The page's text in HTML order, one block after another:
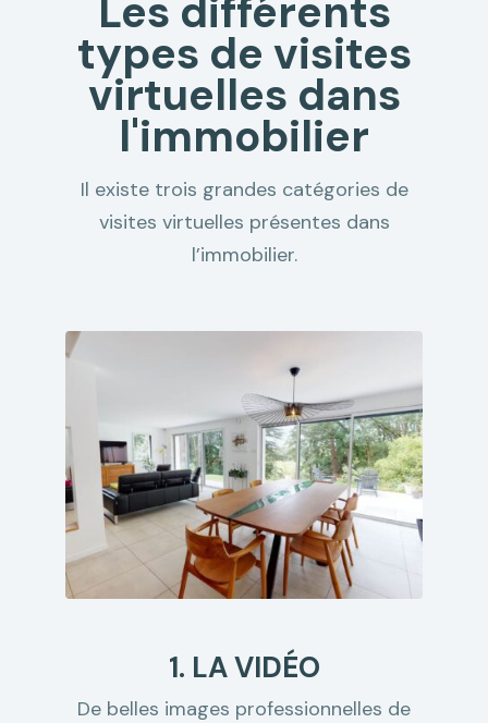
Les différents
types de visites
virtuelles dans
l'immobilier
Il existe trois grandes catégories de
visites virtuelles présentes dans
l’immobilier.
1. LA VIDÉO
De belles images professionnelles de